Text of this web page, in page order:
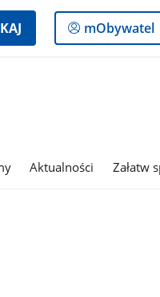
Logowanie
do
mObywatel
Aktualności Załatw